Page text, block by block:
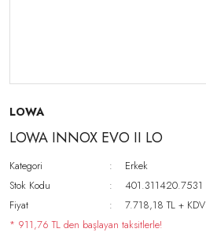
LOWA
LOWA INNOX EVO II LO
Kategori
Erkek
Stok Kodu
401.311420.7531
Fiyat
7.718,18 TL + KDV
* 911,76 TL den başlayan taksitlerle!